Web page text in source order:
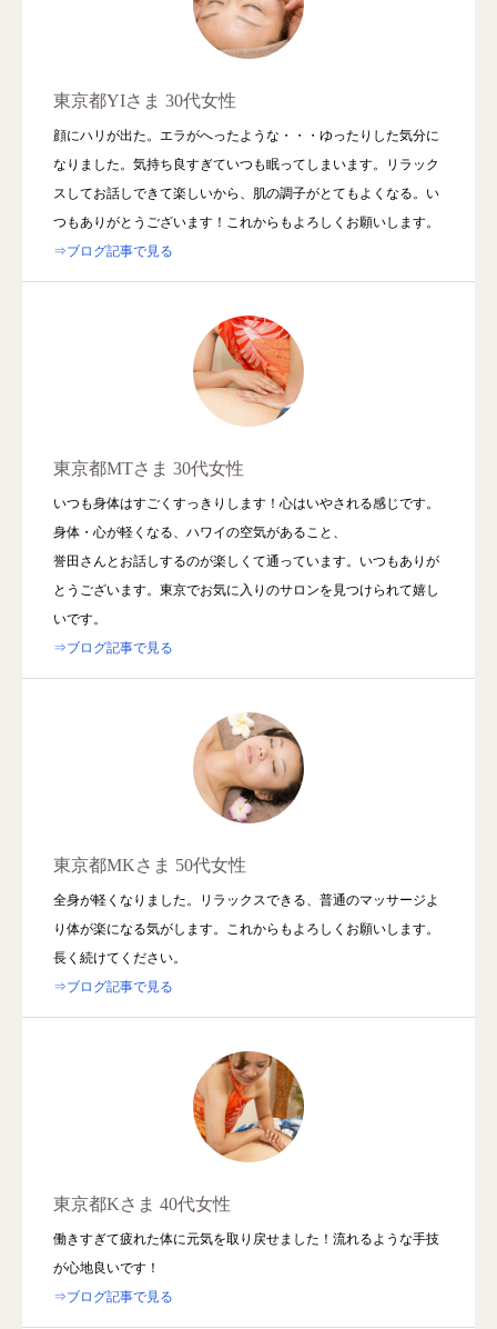
東京都YIさま 30代女性
顔にハリが出た。エラがへったような・・・ゆったりした気分に
なりました。気持ち良すぎていつも眠ってしまいます。リラック
スしてお話しできて楽しいから、肌の調子がとてもよくなる。い
つもありがとうございます！これからもよろしくお願いします。
⇒ブログ記事で見る
東京都MTさま 30代女性
いつも身体はすごくすっきりします！心はいやされる感じです。
身体・心が軽くなる、ハワイの空気があること、
誉田さんとお話しするのが楽しくて通っています。いつもありが
とうございます。東京でお気に入りのサロンを見つけられて嬉し
いです。
⇒ブログ記事で見る
東京都MKさま 50代女性
全身が軽くなりました。リラックスできる、普通のマッサージよ
り体が楽になる気がします。これからもよろしくお願いします。
長く続けてください。
⇒ブログ記事で見る
東京都Kさま 40代女性
働きすぎて疲れた体に元気を取り戻せました！流れるような手技
が心地良いです！
⇒ブログ記事で見る